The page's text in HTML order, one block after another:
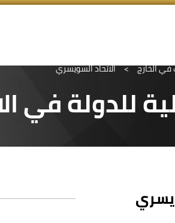
في الخارج > الاتحاد السويسري
للدولة في